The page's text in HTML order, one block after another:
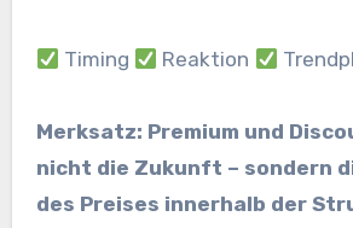
Timing Reaktion
Merksatz: Premium und
nicht die Zukunft – sondern
des Preises innerhalb der